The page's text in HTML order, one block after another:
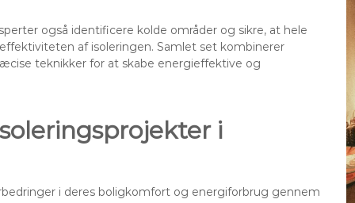
også identificere kolde områder og sikre, at hele
af isoleringen. Samlet set kombinerer
teknikker for at skabe energieffektive og
i
i deres boligkomfort og energiforbrug gennem